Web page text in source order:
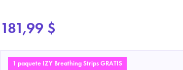
181,99 $
1 paquete IZY Breathing Strips GRATIS